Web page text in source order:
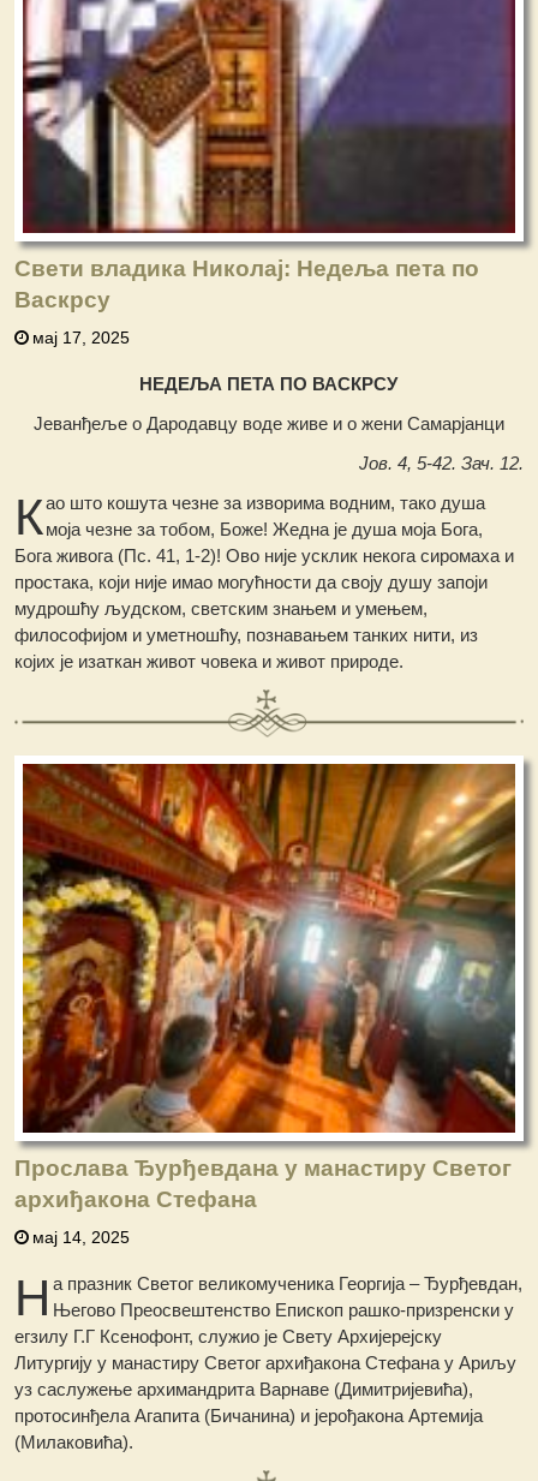
Свети владика Николај: Недеља пета по
Васкрсу
мај 17, 2025
НЕДЕЉА ПЕТА ПО ВАСКРСУ
Јеванђеље о Дародавцу воде живе и о жени Самарјанци
Јов. 4, 5-42. Зач. 12.
Као што кошута чезне за изворима водним, тако душа
моја чезне за тобом, Боже! Жедна је душа моја Бога,
Бога живога (Пс. 41, 1-2)! Ово није усклик некога сиромаха и
простака, који није имао могућности да своју душу запоји
мудрошћу људском, светским знањем и умењем,
философијом и уметношћу, познавањем танких нити, из
којих је изаткан живот човека и живот природе.
Прослава Ђурђевдана у манастиру Светог
архиђакона Стефана
мај 14, 2025
Н а празник Светог великомученика Георгија – Ђурђевдан,
Његово Преосвештенство Епископ рашко-призренски у
егзилу Г.Г Ксенофонт, служио је Свету Архијерејску
Литургију у манастиру Светог архиђакона Стефана у Ариљу
уз саслужење архимандрита Варнаве (Димитријевића),
протосинђела Агапита (Бичанина) и јерођакона Артемија
(Милаковића).